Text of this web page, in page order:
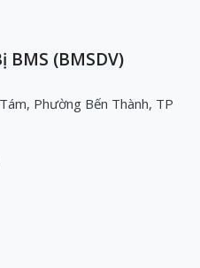
BMS (BMSDV)
Phường Bến Thành, TP